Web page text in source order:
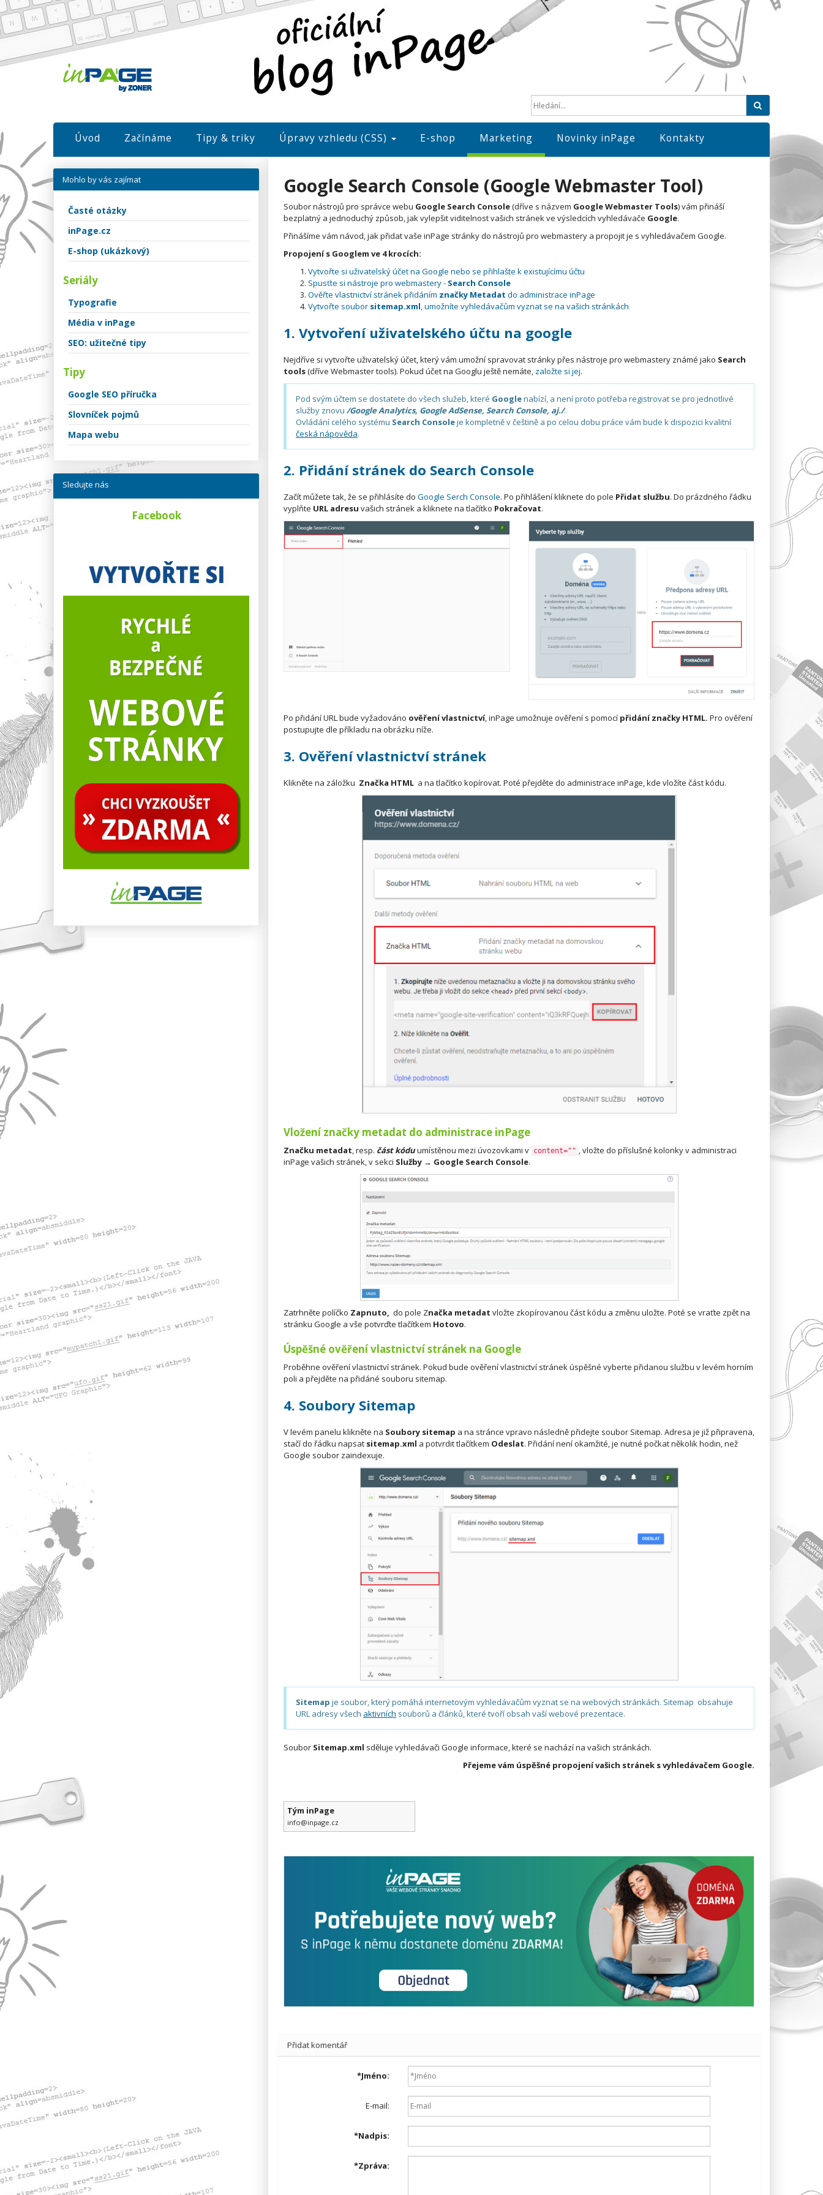
Úvod Začínáme Tipy & triky Úpravy vzhledu (CSS) E-shop Marketing Novinky inPage Kontakty
Google Search Console (Google Webmaster Tool)
Soubor nástrojů pro správce webu Google Search Console(dříve s názvem Google Webmaster Tools) vám přináší
bezplatný a jednoduchý způsob, jak vylepšit viditelnost vašich stránek ve výsledcích vyhledávače Google.
Přinášíme vám návod, jak přidat vaše inPage stránky do nástrojů pro webmastery a propojit je s vyhledávačem Google.
Propojení s Googlem ve 4 krocích:
Vytvořte si uživatelský účet na Google nebo se přihlašte k existujícímu účtu
Spusťte si nástroje pro webmastery - Search Console
Ověřte vlastnictví stránek přidáním značky Metadat do administrace inPage
Vytvořte soubor sitemap.xml, umožníte vyhledávačům vyznat se na vašich stránkách
1. Vytvoření uživatelského účtu na google
Nejdříve si vytvořte uživatelský účet, který vám umožní spravovat stránky přes nástroje pro webmastery známé jako Search
tools(dříve Webmaster tools). Pokud účet na Googlu ještě nemáte, založte si jej.
Pod svým účtem se dostatete do všech služeb, které Googlenabízí, a není proto potřeba registrovat se pro jednotlivé
služby znovu /Google Analytics, Google AdSense, Search Console, aj./.
Ovládání celého systému Search Consoleje kompletně v češtině a po celou dobu práce vám bude k dispozici kvalitní
česká nápověda.
2. Přidání stránek do Search Console
Začít můžete tak, že se přihlásíte do Google Serch Console. Po přihlášení kliknete do pole Přidat službu. Do prázdného řádku
vyplňte URL adresu vašich stránek a kliknete na tlačítko Pokračovat.
Po přidání URL bude vyžadováno ověření vlastnictví, inPage umožnuje ověření s pomocí přidání značky HTML. Pro ověření
postupujte dle příkladu na obrázku níže.
3. Ověření vlastnictví stránek
Klikněte na záložku Značka HTML a na tlačítko kopírovat. Poté přejděte do administrace inPage, kde vložíte část kódu.
Vložení značky metadat do administrace inPage
Značku metadat, resp. část kóduumístěnou mezi úvozovkami v content="" , vložte do příslušné kolonky v administraci
inPage vašich stránek, v sekci Služby → Google Search Console.
Zatrhněte políčko Zapnuto, do pole Značka metadat vložte zkopírovanou část kódu a změnu uložte. Poté se vraťte zpět na
stránku Google a vše potvrďte tlačítkem Hotovo.
Úspěšné ověření vlastnictví stránek na Google
Proběhne ověření vlastnictví stránek. Pokud bude ověření vlastnictví stránek úspěšné vyberte přidanou službu v levém horním
poli a přejděte na přidáné souboru sitemap.
4. Soubory Sitemap
V levém panelu klikněte na Soubory sitemap a na stránce vpravo následně přidejte soubor Sitemap. Adresa je již připravena,
stačí do řádku napsat sitemap.xml a potvrdit tlačítkem Odeslat. Přidání není okamžité, je nutné počkat několik hodin, než
Google soubor zaindexuje.
Sitemap je soubor, který pomáhá internetovým vyhledávačům vyznat se na webových stránkách. Sitemap obsahuje
URL adresy všech aktivních souborů a článků, které tvoří obsah vaší webové prezentace.
Soubor Sitemap.xml sděluje vyhledávači Google informace, které se nachází na vašich stránkách.
Přejeme vám úspěšné propojení vašich stránek s vyhledávačem Google.
Tým inPage
info@inpage.cz
Přidat komentář
*Jméno:
E-mail:
*Nadpis:
*Zpráva:
Mohlo by vás zajímat
Časté otázky
inPage.cz
E-shop (ukázkový)
Seriály
Typografie
Média v inPage
SEO: užitečné tipy
Tipy
Google SEO příručka
Slovníček pojmů
Mapa webu
Sledujte nás
Facebook